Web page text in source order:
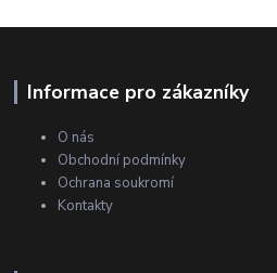
Informace pro zákazníky
O nás
Obchodní podmínky
Ochrana soukromí
Kontakty